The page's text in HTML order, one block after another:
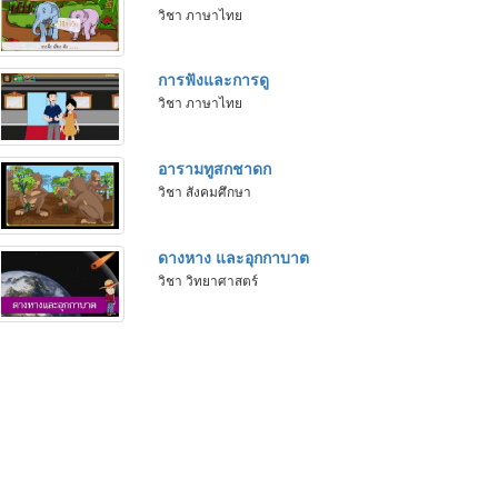
วิชา ภาษาไทย
การฟังและการดู
วิชา ภาษาไทย
อารามทูสกชาดก
วิชา สังคมศึกษา
ดางหาง และอุกกาบาต
วิชา วิทยาศาสตร์